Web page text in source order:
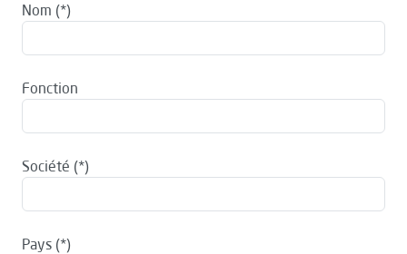
Nom
Fonction
Société
Pays